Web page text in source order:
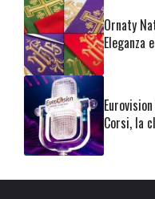
Ornaty
Eleganza
Corsi, la